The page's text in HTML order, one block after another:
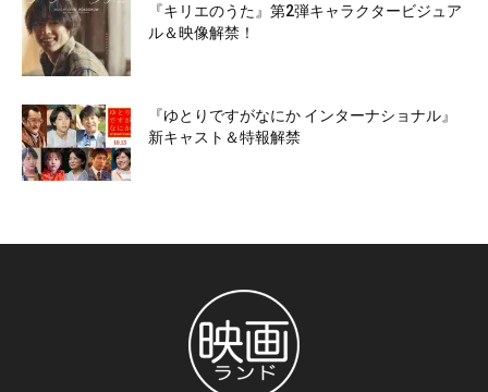
『キリエのうた』第2弾キャラクタービジュア
ル＆映像解禁！
『ゆとりですがなにか インターナショナル』
新キャスト＆特報解禁